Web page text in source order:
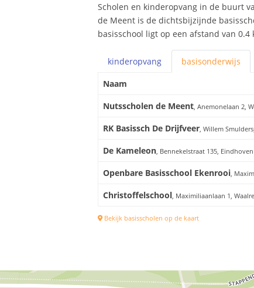
Scholen en kinderopvang in de buurt
de Meent is de dichtsbijzijnde
basisschool ligt op een afstand van 0.4
kinderopvang basisonderwijs
Naam
Nutsscholen de Meent, Anemonelaan 2,
RK Basissch De Drijfveer, Willem
De Kameleon, Bennekelstraat 135, Eindhoven
Openbare Basisschool Ekenrooi,
Christoffelschool, Maximiliaanlaan 1, Waalre
Bekijk basisscholen op de kaart